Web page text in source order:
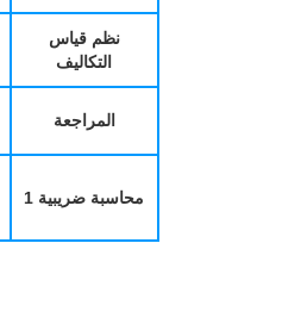
نظم قياس
التكاليف
المراجعة
محاسبة ضريبية 1